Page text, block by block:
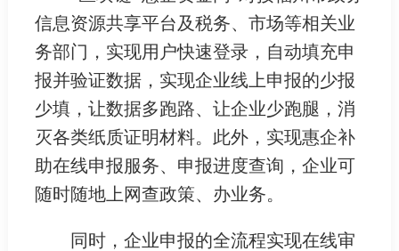
信息资源共享平台及税务、市场等相关业
务部门，实现用户快速登录，自动填充申
报并验证数据，实现企业线上申报的少报
少填，让数据多跑路、让企业少跑腿，消
灭各类纸质证明材料。此外，实现惠企补
助在线申报服务、申报进度查询，企业可
随时随地上网查政策、办业务。
同时，企业申报的全流程实现在线审